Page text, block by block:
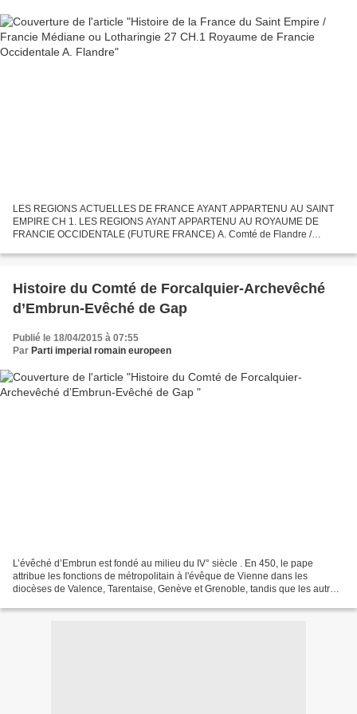
LES REGIONS ACTUELLES DE FRANCE AYANT APPARTENU AU SAINT
EMPIRE CH 1. LES REGIONS AYANT APPARTENU AU ROYAUME DE
FRANCIE OCCIDENTALE (FUTURE FRANCE) A. Comté de Flandre /
1713 Au traité...
Histoire du Comté de Forcalquier-Archevêché
d’Embrun-Evêché de Gap
Publié le 18/04/2015 à 07:55
Par Parti imperial romain europeen
L’évêché d’Embrun est fondé au milieu du IV° siècle . En 450, le pape
attribue les fonctions de métropolitain à l'évêque de Vienne dans les
diocèses de Valence, Tarentaise, Genève et Grenoble, tandis que les autres